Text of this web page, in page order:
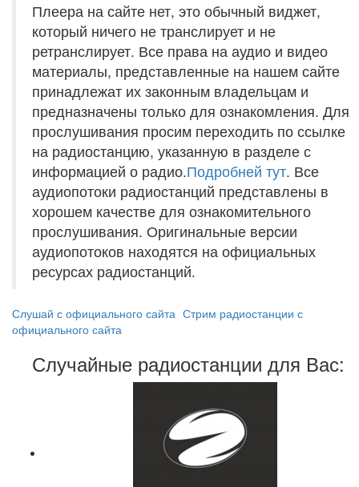
Плеера на сайте нет, это обычный виджет,
который ничего не транслирует и не
ретранслирует. Все права на аудио и видео
материалы, представленные на нашем сайте
принадлежат их законным владельцам и
предназначены только для ознакомления. Для
прослушивания просим переходить по ссылке
на радиостанцию, указанную в разделе с
информацией о радио.Подробней тут. Все
аудиопотоки радиостанций представлены в
хорошем качестве для ознакомительного
прослушивания. Оригинальные версии
аудиопотоков находятся на официальных
ресурсах радиостанций.
Слушай с официального сайта Стрим радиостанции с
официального сайта
Случайные радиостанции для Вас: